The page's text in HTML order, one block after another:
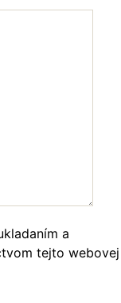
a
tejto webovej